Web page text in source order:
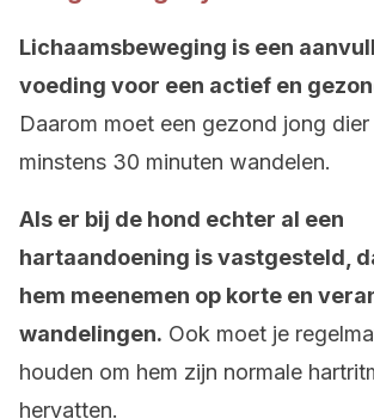
Lichaamsbeweging is een
voeding voor een actief en
Daarom moet een gezond jong
minstens 30 minuten wandelen.
Als er bij de hond echter al een
hartaandoening is vastgesteld,
hem meenemen op korte en
wandelingen. Ook moet je
houden om hem zijn normale
hervatten.